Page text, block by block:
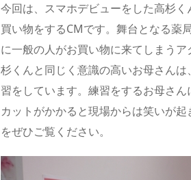
今回は、スマホデビューをした高杉
買い物をするCMです。舞台となる薬
に一般の人がお買い物に来てしまう
杉くんと同じく意識の高いお母さん
習をしています。練習をするお母さ
カットがかかると現場からは笑いが
をぜひご覧ください。